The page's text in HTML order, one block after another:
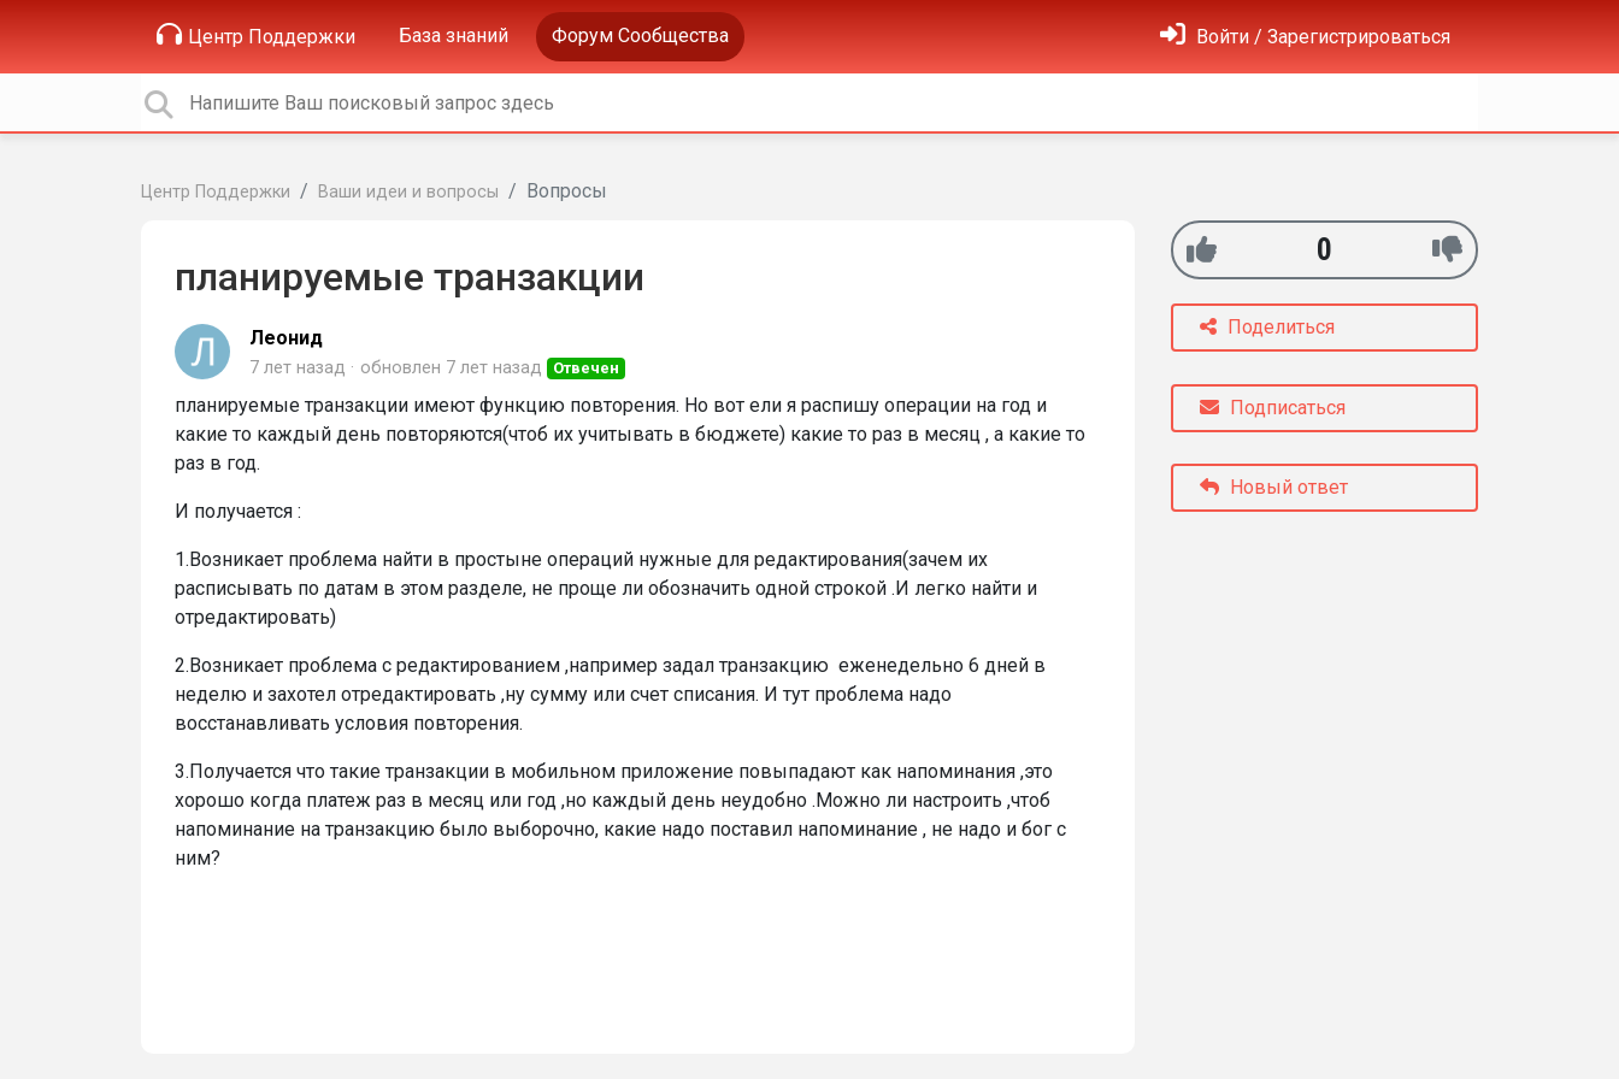
Центр Поддержки База знаний Форум Сообщества Войти / Зарегистрироваться
Центр Поддержки Ваши идеи и вопросы Вопросы
планируемые транзакции
Леонид
7 лет назад обновлен 7 лет назад Отвечен
планируемые транзакции имеют функцию повторения. Но вот ели я распишу операции на год и
какие то каждый день повторяются(чтоб их учитывать в бюджете) какие то раз в месяц , а какие то
раз в год.
И получается :
1.Возникает проблема найти в простыне операций нужные для редактирования(зачем их
расписывать по датам в этом разделе, не проще ли обозначить одной строкой .И легко найти и
отредактировать)
2.Возникает проблема с редактированием ,например задал транзакцию еженедельно 6 дней в
неделю и захотел отредактировать ,ну сумму или счет списания. И тут проблема надо
восстанавливать условия повторения.
3.Получается что такие транзакции в мобильном приложение повыпадают как напоминания ,это
хорошо когда платеж раз в месяц или год ,но каждый день неудобно .Можно ли настроить ,чтоб
напоминание на транзакцию было выборочно, какие надо поставил напоминание , не надо и бог с
ним?
0
Поделиться
Подписаться
Новый ответ